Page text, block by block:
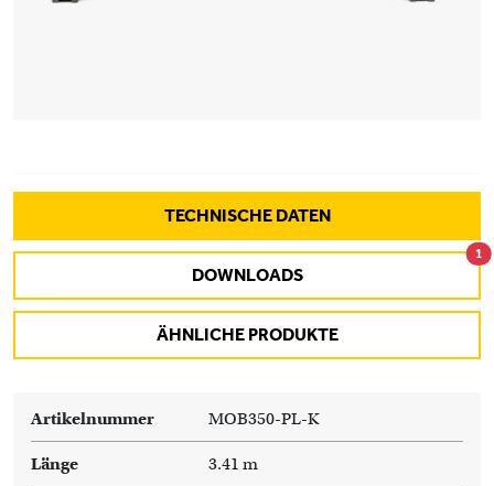
TECHNISCHE DATEN
DOWNLOADS
1
ÄHNLICHE PRODUKTE
Artikelnummer MOB350-PL-K
Länge 3.41 m